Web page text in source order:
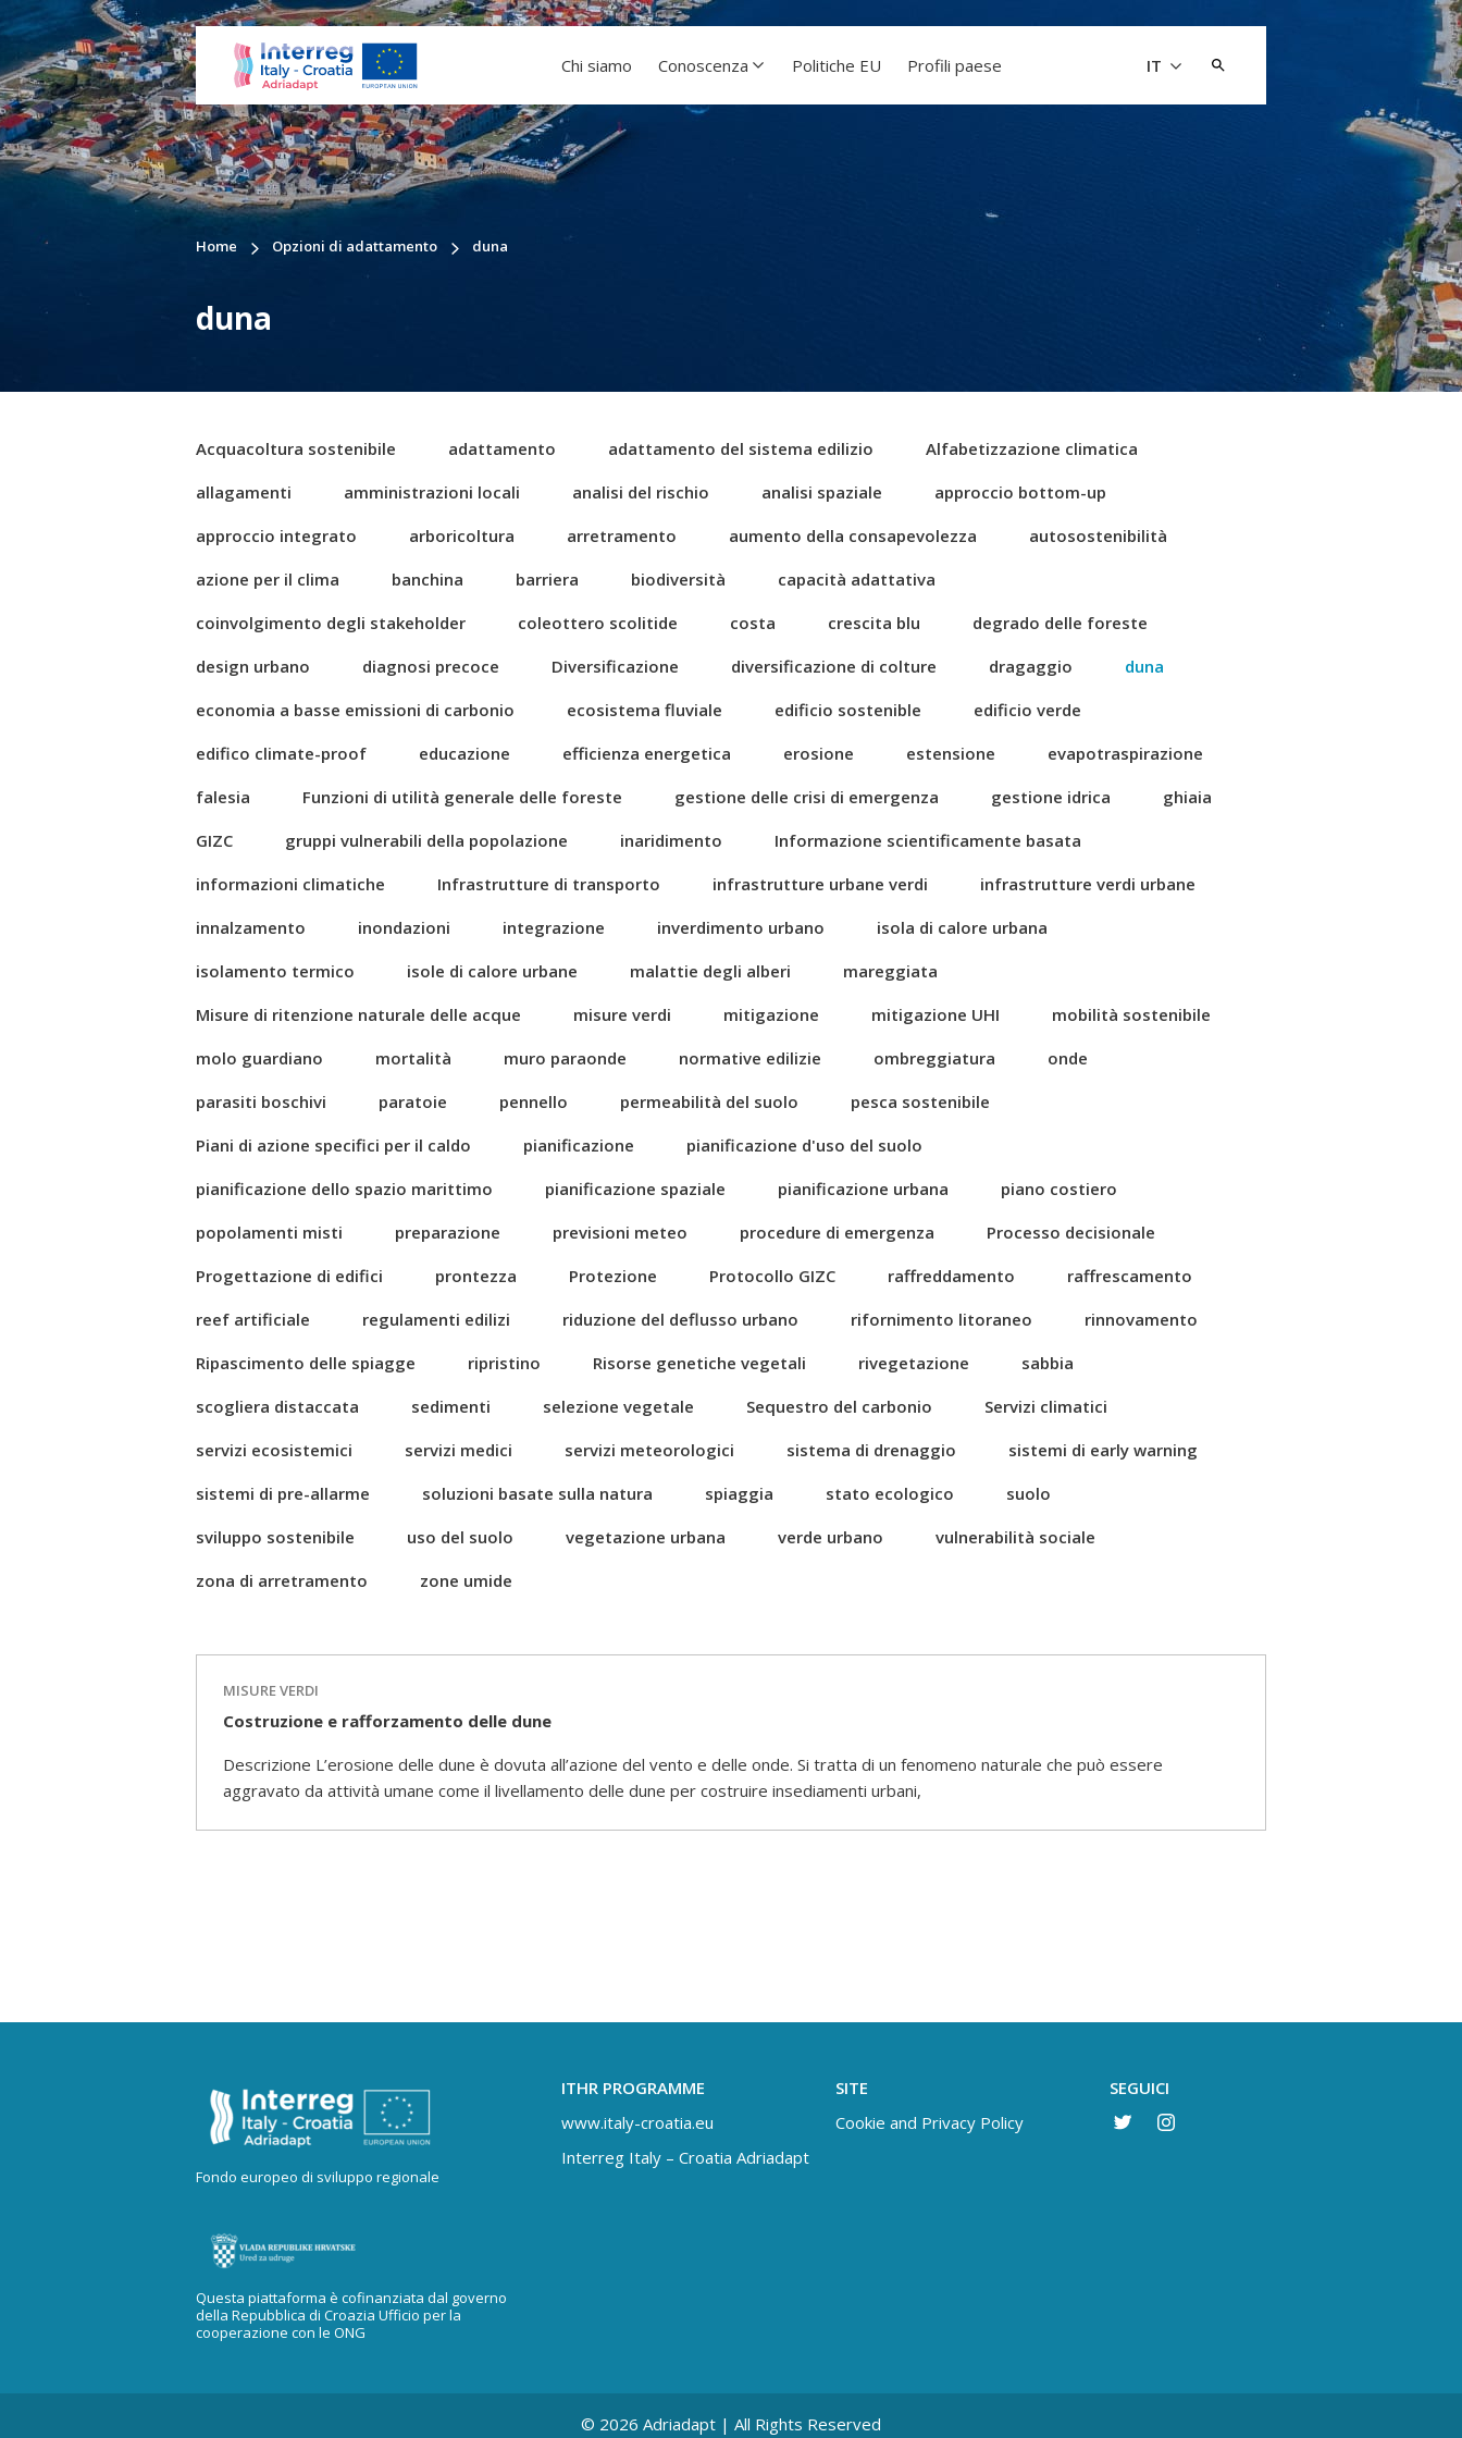
IT
Chi siamo Conoscenza Politiche EU Profili paese
Home Opzioni di adattamento duna
duna
Acquacoltura sostenibile adattamento adattamento del sistema edilizio
Alfabetizzazione climatica
allagamenti
amministrazioni locali analisi del rischio analisi spaziale
approccio bottom-up
approccio integrato
arboricoltura arretramento aumento della consapevolezza
autosostenibilità
azione per il clima
banchina barriera biodiversità
capacità adattativa
coinvolgimento degli stakeholder
coleottero scolitide costa crescita blu
degrado delle foreste
design urbano
diagnosi precoce Diversificazione diversificazione di colture dragaggio
duna
economia a basse emissioni di carbonio
ecosistema fluviale edificio sostenible
edificio verde
edifico climate-proof
educazione efficienza energetica erosione estensione
evapotraspirazione
falesia
Funzioni di utilità generale delle foreste gestione delle crisi di emergenza gestione idrica
ghiaia
GIZC
gruppi vulnerabili della popolazione inaridimento
Informazione scientificamente basata
informazioni climatiche
Infrastrutture di transporto infrastrutture urbane verdi
infrastrutture verdi urbane
innalzamento
inondazioni integrazione inverdimento urbano
isola di calore urbana
isolamento termico
isole di calore urbane malattie degli alberi
mareggiata
Misure di ritenzione naturale delle acque
misure verdi mitigazione mitigazione UHI
mobilità sostenibile
molo guardiano
mortalità muro paraonde normative edilizie ombreggiatura
onde
parasiti boschivi
paratoie pennello permeabilità del suolo
pesca sostenibile
Piani di azione specifici per il caldo
pianificazione
pianificazione d'uso del suolo
pianificazione dello spazio marittimo
pianificazione spaziale pianificazione urbana
piano costiero
popolamenti misti
preparazione previsioni meteo procedure di emergenza
Processo decisionale
Progettazione di edifici
prontezza Protezione Protocollo GIZC raffreddamento
raffrescamento
reef artificiale
regulamenti edilizi riduzione del deflusso urbano rifornimento litoraneo
rinnovamento
Ripascimento delle spiagge
ripristino Risorse genetiche vegetali rivegetazione
sabbia
scogliera distaccata
sedimenti selezione vegetale Sequestro del carbonio
Servizi climatici
servizi ecosistemici
servizi medici servizi meteorologici sistema di drenaggio
sistemi di early warning
sistemi di pre-allarme
soluzioni basate sulla natura spiaggia stato ecologico
suolo
sviluppo sostenibile
uso del suolo vegetazione urbana verde urbano
vulnerabilità sociale
zona di arretramento
zone umide
MISURE VERDI
Costruzione e rafforzamento delle dune
Descrizione L’erosione delle dune è dovuta all’azione del vento e delle onde. Si tratta di un fenomeno naturale che può essere
aggravato da attività umane come il livellamento delle dune per costruire insediamenti urbani,
Fondo europeo di sviluppo regionale
Questa piattaforma è cofinanziata dal governo
della Repubblica di Croazia Ufficio per la
cooperazione con le ONG
ITHR PROGRAMME
www.italy-croatia.eu
Interreg Italy – Croatia Adriadapt
SITE
Cookie and Privacy Policy
SEGUICI
© 2026 Adriadapt | All Rights Reserved